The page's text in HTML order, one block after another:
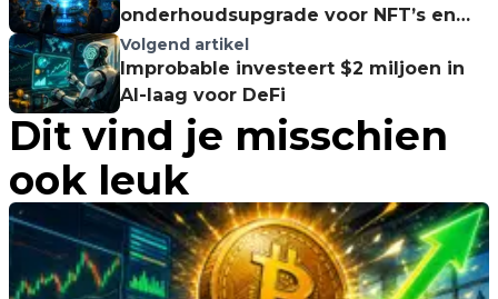
onderhoudsupgrade voor NFT’s en
lending
Volgend artikel
Improbable investeert $2 miljoen in
AI-laag voor DeFi
Dit vind je misschien
ook leuk